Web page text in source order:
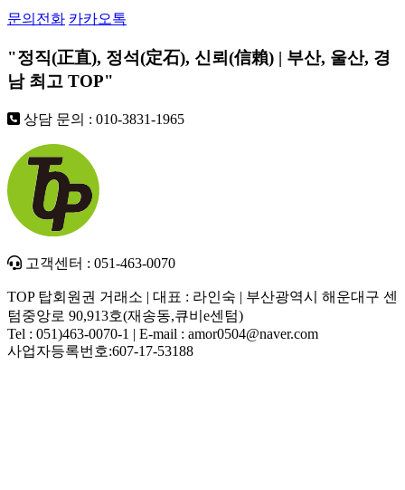
문의전화 카카오톡
"정직(正直), 정석(定石), 신뢰(信賴) | 부산, 울산, 경
남 최고 TOP"
상담 문의 : 010-3831-1965
고객센터 : 051-463-0070
TOP 탑회원권 거래소 | 대표 : 라인숙 | 부산광역시 해운대구 센
텀중앙로 90,913호(재송동,큐비e센텀)
Tel : 051)463-0070-1 | E-mail : amor0504@naver.com
사업자등록번호:607-17-53188